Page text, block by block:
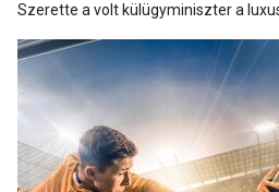
Szerette a volt külügyminiszter a